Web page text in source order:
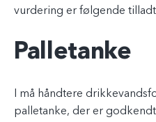
vurdering er følgende
Palletanke
I må håndtere
palletanke, der er